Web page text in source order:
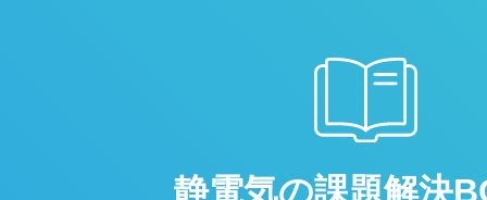
静電気の課題解決